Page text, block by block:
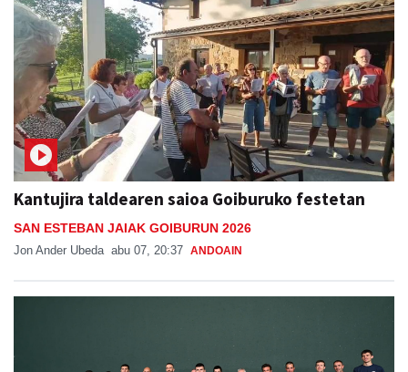
Kantujira taldearen saioa Goiburuko festetan
SAN ESTEBAN JAIAK GOIBURUN 2026
Jon Ander Ubeda abu 07, 20:37 ANDOAIN